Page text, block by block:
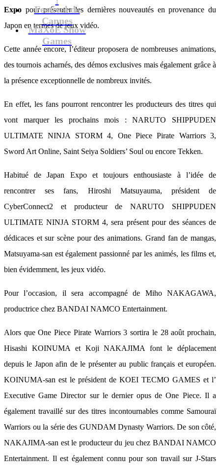
Festival de
Cannes
MaXoE Show
Games
Expo pour présenter les dernières nouveautés en provenance du
Japon en termes de jeux vidéo.
Cette année encore, l’éditeur proposera de nombreuses animations,
des tournois acharnés, des démos exclusives mais également grâce à
la présence exceptionnelle de nombreux invités.
En effet, les fans pourront rencontrer les producteurs des titres qui
vont marquer les prochains mois : NARUTO SHIPPUDEN
ULTIMATE NINJA STORM 4, One Piece Pirate Warriors 3,
Sword Art Online, Saint Seiya Soldiers’ Soul ou encore Tekken.
Habitué de Japan Expo et toujours enthousiaste à l’idée de
rencontrer ses fans, Hiroshi Matsuyauma, président de
CyberConnect2 et producteur de NARUTO SHIPPUDEN
ULTIMATE NINJA STORM 4, sera présent pour des séances de
dédicaces et sur scène pour des animations. Grand fan de mangas,
Matsuyama-san est également passionné par les animés, les films et,
bien évidemment, les jeux vidéo.
Pour l’occasion, il sera accompagné de Miho NAKAGAWA,
productrice chez BANDAI NAMCO Entertainment.
Alors que One Piece Pirate Warriors 3 sortira le 28 août prochain,
Hisashi KOINUMA et Koji NAKAJIMA font le déplacement
depuis le Japon afin de le présenter au public français et européen.
KOINUMA-san est le président de KOEI TECMO GAMES et l’
Executive Game Director sur le dernier opus de One Piece. Il a
également travaillé sur des titres incontournables comme Samouraï
Warriors ou la série des GUNDAM Dynasty Warriors. De son côté,
NAKAJIMA-san est le producteur du jeu chez BANDAI NAMCO
Entertainment. Il est également connu pour son travail sur J-Stars